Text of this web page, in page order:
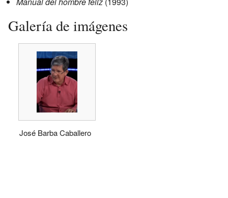
Galería de imágenes
José Barba Caballero